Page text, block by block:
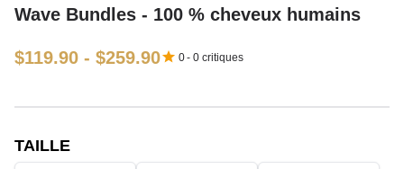
Wave Bundles - 100 % cheveux humains
$119.90 - $259.90 0- 0 critiques
TAILLE